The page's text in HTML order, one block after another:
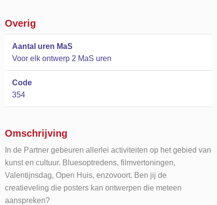
Overig
Aantal uren MaS
Voor elk ontwerp 2 MaS uren
Code
354
Omschrijving
In de Partner gebeuren allerlei activiteiten op het gebied van
kunst en cultuur. Bluesoptredens, filmvertoningen,
Valentijnsdag, Open Huis, enzovoort. Ben jij de
creatieveling die posters kan ontwerpen die meteen
aanspreken?